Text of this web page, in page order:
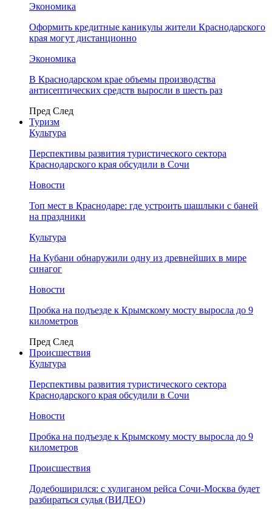
Экономика
Оформить кредитные каникулы жители Краснодарского
края могут дистанционно
Экономика
В Краснодарском крае объемы производства
антисептических средств выросли в шесть раз
Пред След
Туризм
Культура
Перспективы развития туристического сектора
Краснодарского края обсудили в Сочи
Новости
Топ мест в Краснодаре: где устроить шашлыки с баней
на праздники
Культура
На Кубани обнаружили одну из древнейших в мире
синагог
Новости
Пробка на подъезде к Крымскому мосту выросла до 9
километров
Пред След
Происшествия
Культура
Перспективы развития туристического сектора
Краснодарского края обсудили в Сочи
Новости
Пробка на подъезде к Крымскому мосту выросла до 9
километров
Происшествия
Додебоширился: с хулиганом рейса Сочи-Москва будет
разбираться судья (ВИДЕО)